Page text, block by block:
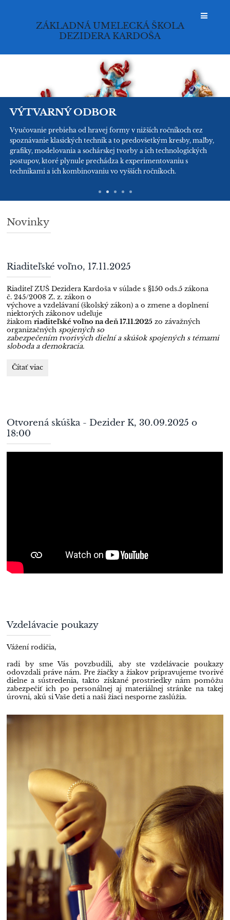
ZÁKLADNÁ UMELECKÁ ŠKOLA
DEZIDERA KARDOŠA
Hlavná
VÝTVARNÝ ODBOR
Vyučovanie prebieha od hravej formy v nižších ročníkoch cez
spoznávanie klasických techník a to predovšetkým kresby, maľby,
grafiky, modelovania a sochárskej tvorby a ich technologických
postupov, ktoré plynule prechádza k experimentovaniu s
technikami a ich kombinovaniu vo vyšších ročníkoch.
Novinky
Riaditeľské voľno, 17.11.2025
Riaditeľ ZUŠ Dezidera Kardoša v súlade s §150 ods.5 zákona
č. 245/2008 Z. z. zákon o
výchove a vzdelávaní (školský zákon) a o zmene a doplnení
niektorých zákonov udeľuje
žiakomriaditeľské voľno na deň 17.11.2025 zo závažných
organizačných spojených so
zabezpečením tvorivých dielní a skúšok spojených s témami
sloboda a demokracia.
Riaditeľské
Čítať viac
Otvorená skúška - Dezider K, 30.09.2025 o
18:00
Vzdelávacie poukazy
Vážení rodičia,
radi by sme Vás povzbudili, aby ste vzdelávacie poukazy
odovzdali práve nám. Pre žiačky a žiakov pripravujeme tvorivé
dielne a sústredenia, takto získané prostriedky nám pomôžu
zabezpečiť ich po personálnej aj materiálnej stránke na takej
úrovni, akú si Vaše deti a naši žiaci nesporne zaslúžia.